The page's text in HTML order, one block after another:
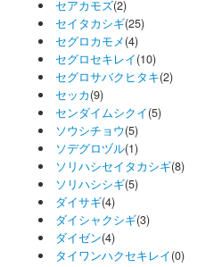
セアカモズ(2)
セイタカシギ(25)
セグロカモメ(4)
セグロセキレイ(10)
セグロサバクヒタキ(2)
セッカ(9)
センダイムシクイ(5)
ソウシチョウ(5)
ソデグロヅル(1)
ソリハシセイタカシギ(8)
ソリハシシギ(5)
ダイサギ(4)
ダイシャクシギ(3)
ダイゼン(4)
タイワンハクセキレイ(0)